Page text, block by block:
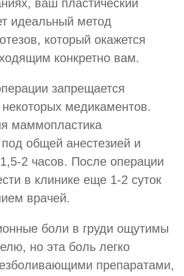
ваш пластический
идеальный метод
который окажется
конкретно вам.
запрещается
медикаментов.
маммопластика
общей анестезией и
2 часов. После операции
в клинике еще 1-2 суток
врачей.
боли в груди ощутимы
но эта боль легко
препаратами,